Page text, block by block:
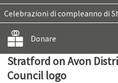
Celebrazioni di compleanno di
Donare
Stratford on Avon
Council logo